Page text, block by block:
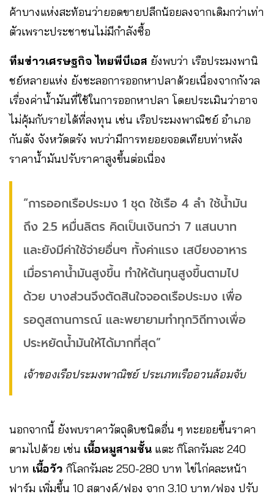
ค้าบางแห่งสะท้อนว่ายอดขายปลีกน้อยลงจากเดิมกว่าเท่า
ตัวเพราะประชาชนไม่มีกำลังซื้อ
ทีมข่าวเศรษฐกิจ ไทยพีบีเอส ยังพบว่า เรือประมงพานิ
ชย์หลายแห่ง ยังชะลอการออกหาปลาด้วยเนื่องจากกังวล
เรื่องค่าน้ำมันที่ใช้ในการออกหาปลา โดยประเมินว่าอาจ
ไม่คุ้มกับรายได้ที่ลงทุน เช่น เรือประมงพาณิชย์ อำเภอ
กันตัง จังหวัดตรัง พบว่ามีการทยอยจอดเทียบท่าหลัง
ราคาน้ำมันปรับราคาสูงขึ้นต่อเนื่อง
“การออกเรือประมง 1 ชุด ใช้เรือ 4 ลำ ใช้น้ำมัน
ถึง 2.5 หมื่นลิตร คิดเป็นเงินกว่า 7 แสนบาท
และยังมีค่าใช้จ่ายอื่นๆ ทั้งค่าแรง เสบียงอาหาร
เมื่อราคาน้ำมันสูงขึ้น ทำให้ต้นทุนสูงขึ้นตามไป
ด้วย บางส่วนจึงตัดสินใจจอดเรือประมง เพื่อ
รอดูสถานการณ์ และพยายามทำทุกวิถีทางเพื่อ
ประหยัดน้ำมันให้ได้มากที่สุด”
เจ้าของเรือประมงพาณิชย์ ประเภทเรืออวนล้อมจับ
นอกจากนี้ ยังพบราคาวัตถุดิบชนิดอื่น ๆ ทะยอยขึ้นราคา
ตามไปด้วย เช่น เนื้อหมูสามชั้น แตะ กิโลกรัมละ 240
บาท เนื้อวัว กิโลกรัมละ 250-280 บาท ไข่ไก่คละหน้า
ฟาร์ม เพิ่มขึ้น 10 สตางค์/ฟอง จาก 3.10 บาท/ฟอง ปรับ